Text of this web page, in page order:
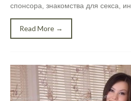
спонсора, знакомства для секса,
Read More →